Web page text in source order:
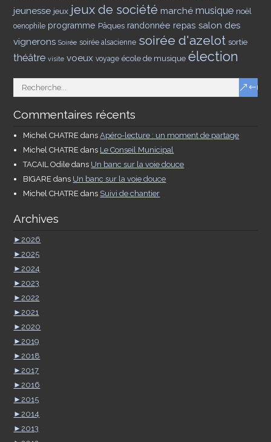
jeunesse jeux jeux de société marché musique noël
oenophile programme Pâques randonnée repas salon des
vignerons Soirée soirée alsacienne soirée d'azelot sortie
théâtre visite voeux voyage école de musique élection
Commentaires récents
Michel CHATRE dansApéro-lecture : un moment de partage
Michel CHATRE dans Le Conseil Municipal
TACAIL Odile dans Un banc sur la voie douce
BIGARE dans Un banc sur la voie douce
Michel CHATRE dans Suivi de chantier
Archives
►2026
►2025
►2024
►2023
►2022
►2021
►2020
►2019
►2018
►2017
►2016
►2015
►2014
►2013